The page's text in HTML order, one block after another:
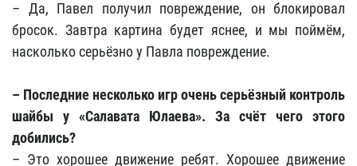
– Да, Павел получил повреждение, он блокировал
бросок. Завтра картина будет яснее, и мы поймём,
насколько серьёзно у Павла повреждение.
– Последние несколько игр очень серьёзный контроль
шайбы у «Салавата Юлаева». За счёт чего этого
добились?
– Это хорошее движение ребят. Хорошее движение